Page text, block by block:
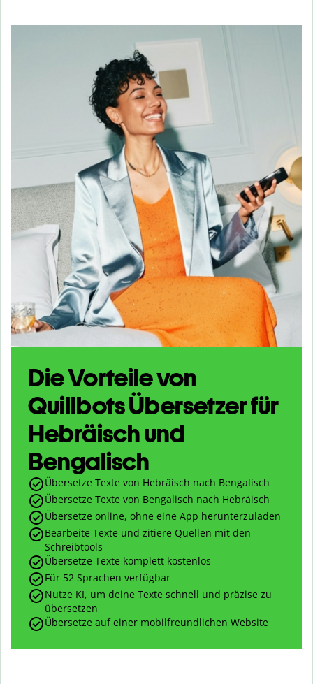
Die Vorteile von
Quillbots Übersetzer für
Hebräisch und
Bengalisch
Übersetze Texte von Hebräisch nach Bengalisch
Übersetze Texte von Bengalisch nach Hebräisch
Übersetze online, ohne eine App herunterzuladen
Bearbeite Texte und zitiere Quellen mit den
Schreibtools
Übersetze Texte komplett kostenlos
Für 52 Sprachen verfügbar
Nutze KI, um deine Texte schnell und präzise zu
übersetzen
Übersetze auf einer mobilfreundlichen Website